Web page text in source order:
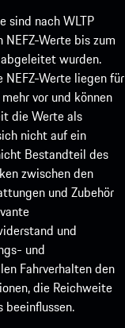
sind nach WLTP
Werte bis zum
wurden.
Werte liegen für
vor und können
die Werte als
nicht auf ein
Bestandteil des
zwischen den
und Zubehör
und
und
Fahrverhalten den
die Reichweite
beeinflussen.